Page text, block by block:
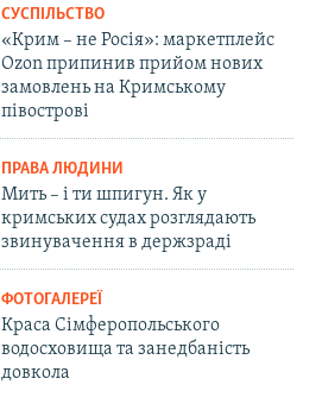
СУСПІЛЬСТВО
«Крим – не Росія»: маркетплейс
Ozon припинив прийом нових
замовлень на Кримському
півострові
ПРАВА ЛЮДИНИ
Мить – і ти шпигун. Як у
кримських судах розглядають
звинувачення в держзраді
ФОТОГАЛЕРЕЇ
Краса Сімферопольського
водосховища та занедбаність
довкола